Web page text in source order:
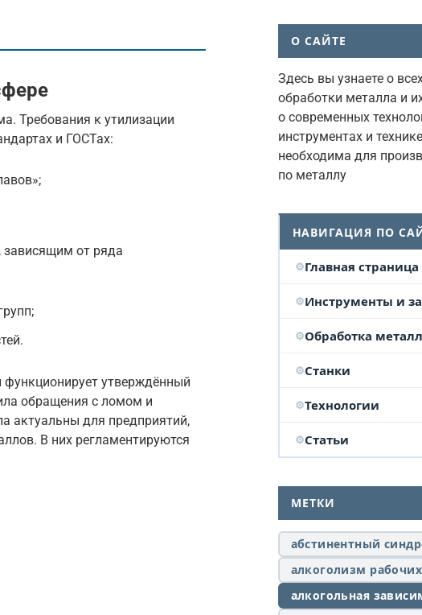
Требования к утилизации
и ГОСТах:
зависящим от ряда
утверждённый
обращения с ломом и
актуальны для предприятий,
В них регламентируются
О САЙТЕ
Здесь вы узнаете о
обработки металла и
о современных
инструментах и
необходима для
по металлу
НАВИГАЦИЯ ПО
Главная страница
Инструменты и
Обработка
Станки
Технологии
Статьи
МЕТКИ
абстинентный
алкоголизм рабочих
алкогольная